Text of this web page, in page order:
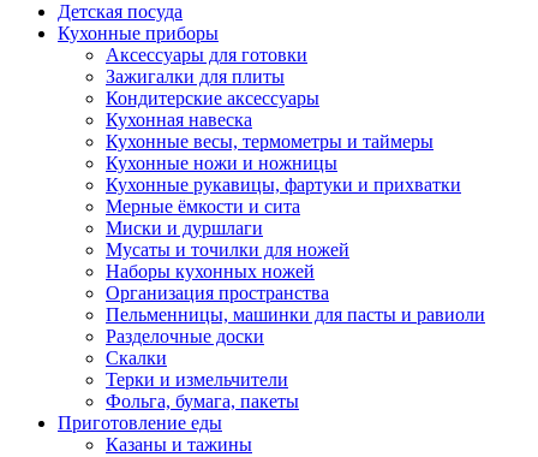
Детская посуда
Кухонные приборы
Аксессуары для готовки
Зажигалки для плиты
Кондитерские аксессуары
Кухонная навеска
Кухонные весы, термометры и таймеры
Кухонные ножи и ножницы
Кухонные рукавицы, фартуки и прихватки
Мерные ёмкости и сита
Миски и дуршлаги
Мусаты и точилки для ножей
Наборы кухонных ножей
Организация пространства
Пельменницы, машинки для пасты и равиоли
Разделочные доски
Скалки
Терки и измельчители
Фольга, бумага, пакеты
Приготовление еды
Казаны и тажины